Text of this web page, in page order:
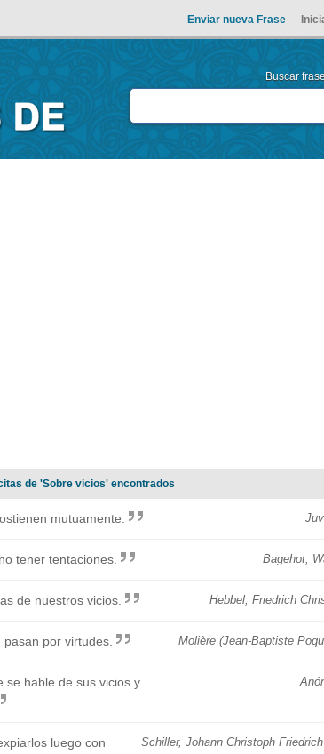
Enviar nueva Frase
Buscar
de 'Sobre vicios' encontrados
mutuamente.
Bagehot,
tener tentaciones.
Hebbel, Friedrich
de nuestros vicios.
Molière (Jean-Baptiste
por virtudes.
se hable de sus vicios y
Schiller, Johann Christoph
luego con